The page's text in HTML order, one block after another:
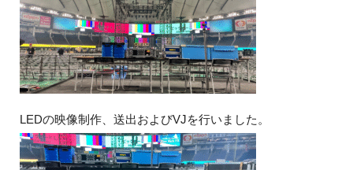
LEDの映像制作、送出およびVJを行いました。